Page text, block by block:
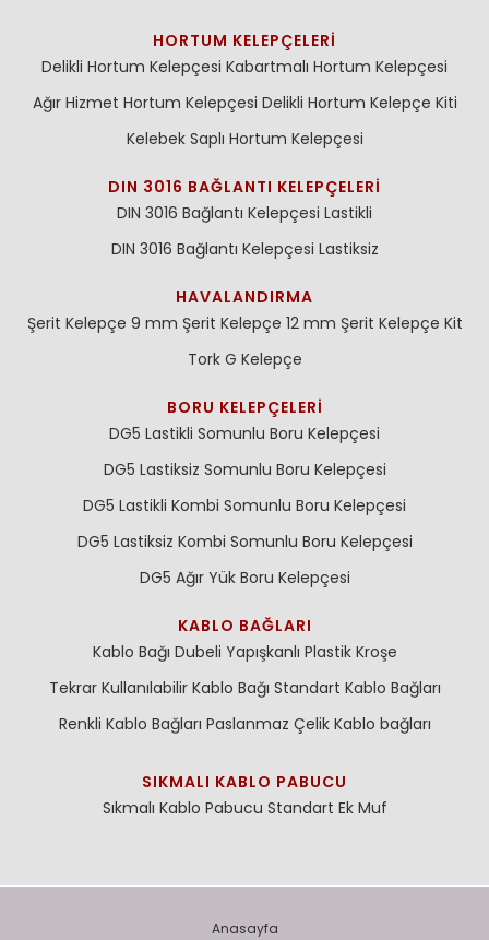
HORTUM KELEPÇELERI
Delikli Hortum Kelepçesi Kabartmalı Hortum Kelepçesi
Ağır Hizmet Hortum Kelepçesi Delikli Hortum Kelepçe Kiti
Kelebek Saplı Hortum Kelepçesi
DIN 3016 BAĞLANTI KELEPÇELERI
DIN 3016 Bağlantı Kelepçesi Lastikli
DIN 3016 Bağlantı Kelepçesi Lastiksiz
HAVALANDIRMA
Şerit Kelepçe 9 mm Şerit Kelepçe 12 mm Şerit Kelepçe Kit
Tork G Kelepçe
BORU KELEPÇELERI
DG5 Lastikli Somunlu Boru Kelepçesi
DG5 Lastiksiz Somunlu Boru Kelepçesi
DG5 Lastikli Kombi Somunlu Boru Kelepçesi
DG5 Lastiksiz Kombi Somunlu Boru Kelepçesi
DG5 Ağır Yük Boru Kelepçesi
KABLO BAĞLARI
Kablo Bağı Dubeli Yapışkanlı Plastik Kroşe
Tekrar Kullanılabilir Kablo Bağı Standart Kablo Bağları
Renkli Kablo Bağları Paslanmaz Çelik Kablo bağları
SIKMALI KABLO PABUCU
Sıkmalı Kablo Pabucu Standart Ek Muf
Anasayfa